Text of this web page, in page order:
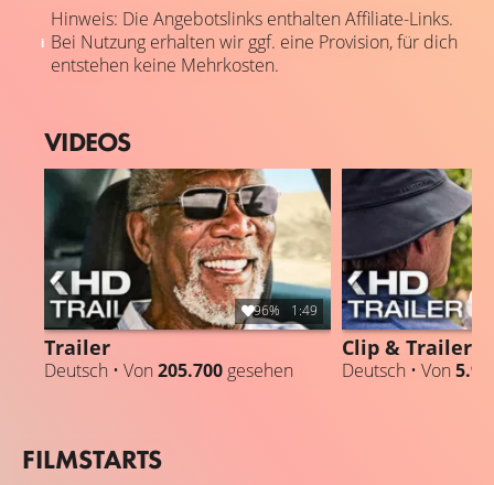
Hinweis: Die Angebotslinks enthalten Affiliate-Links.
Bei Nutzung erhalten wir ggf. eine Provision, für dich
entstehen keine Mehrkosten.
VIDEOS
96% 1:49
Trailer
Deutsch • Von205.700 gesehen
Clip & Trailer
Deutsch • Von
FILMSTARTS